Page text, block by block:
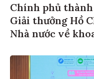
Chính phủ
Giải thưởng Hồ
Nhà nước về